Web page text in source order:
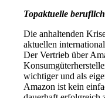
Topaktuelle
Die anhaltenden
aktuellen
Der Vertrieb über
wichtiger und als
Amazon ist kein